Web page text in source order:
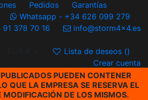
Pedidos
Garantías
Whatsapp - +34 626 099 279
91 378 70 16
info@storm4x4.es
Lista de deseos ()
Crear cuenta
PUEDEN CONTENER
QUE LA EMPRESA SE RESERVA EL
MODIFICACIÓN DE LOS MISMOS.